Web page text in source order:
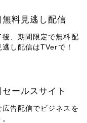
無料見逃し配信
後、期間限定で無料配
し配信はTVerで！
ールスサイト
広告配信でビジネスを